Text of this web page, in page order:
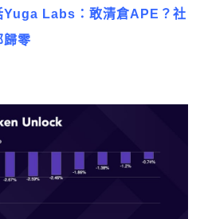
Yuga Labs：敢清倉APE？社
歸零